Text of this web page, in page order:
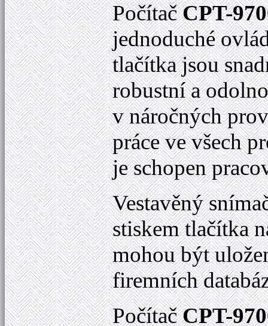
PočítačCPT-
jednoduché
tlačítka jsou
robustní a
v náročných
práce ve všech
je schopen
Vestavěný
stiskem tlačítka
mohou být
firemních
PočítačCPT-